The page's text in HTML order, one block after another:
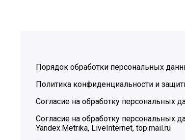
Порядок обработки персональных
Политика конфиденциальности и
Согласие на обработку персональных
Согласие на обработку персональных
Yandex.Metrika, LiveInternet, top.mail.ru